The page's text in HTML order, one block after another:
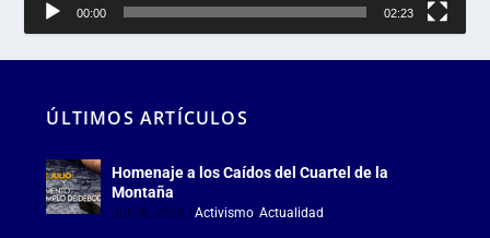
00:00 02:23
ÚLTIMOS ARTÍCULOS
Homenaje a los Caídos del Cuartel de la
Montaña
Jul 18, 2026 |Activismo,Actualidad